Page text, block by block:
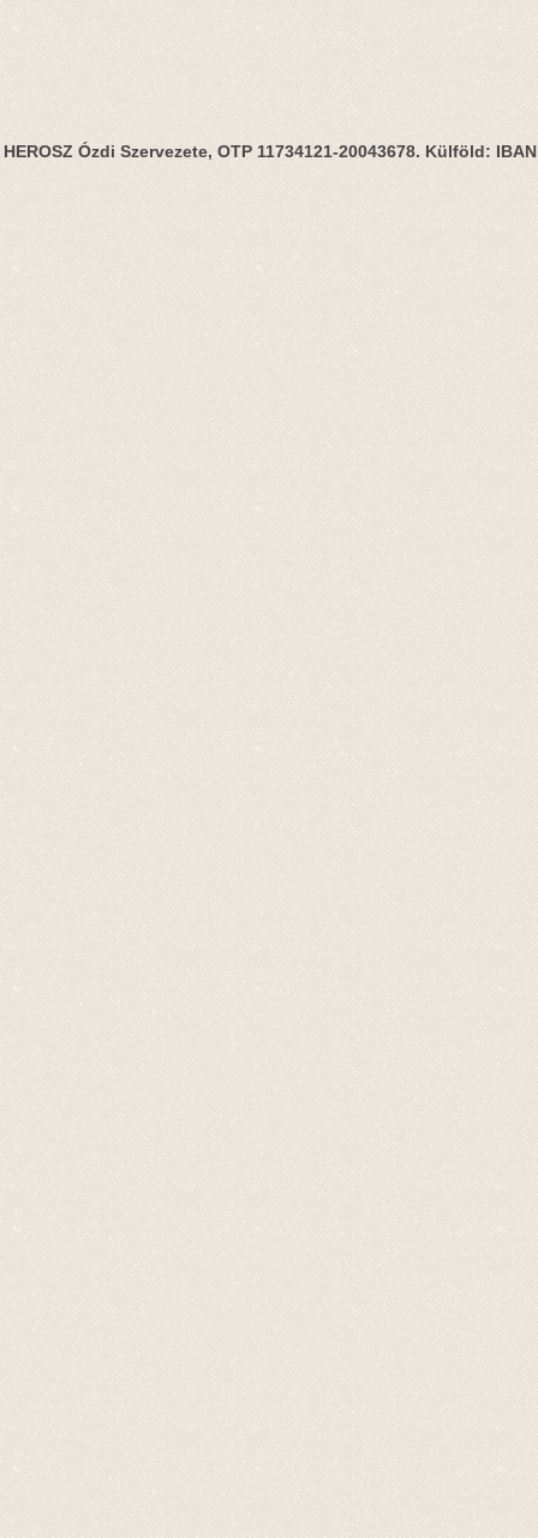
HEROSZ Ózdi Szervezete, OTP 11734121-20043678. Külföld: